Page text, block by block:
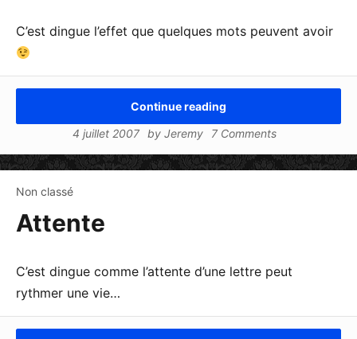
C’est dingue l’effet que quelques mots peuvent avoir
Continue reading
4 juillet 2007 by Jeremy 7 Comments
Non classé
Attente
C’est dingue comme l’attente d’une lettre peut
rythmer une vie…